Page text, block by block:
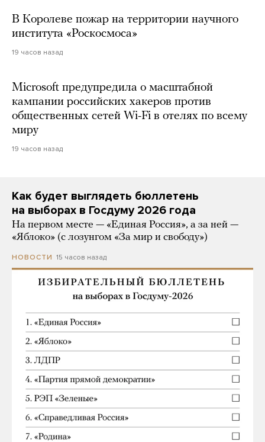
В Королеве пожар на территории научного
института «Роскосмоса»
19 часов назад
Microsoft предупредила о масштабной
кампании российских хакеров против
общественных сетей Wi-Fi в отелях по всему
миру
19 часов назад
Как будет выглядеть бюллетень
на выборах в Госдуму 2026 года
На первом месте — «Единая Россия», а за ней —
«Яблоко» (с лозунгом «За мир и свободу»)
НОВОСТИ 15 часов назад